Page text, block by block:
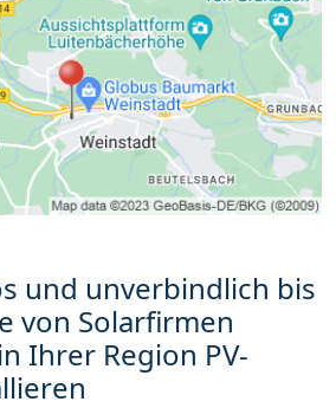
und unverbindlich bis
von Solarfirmen
Ihrer Region PV-